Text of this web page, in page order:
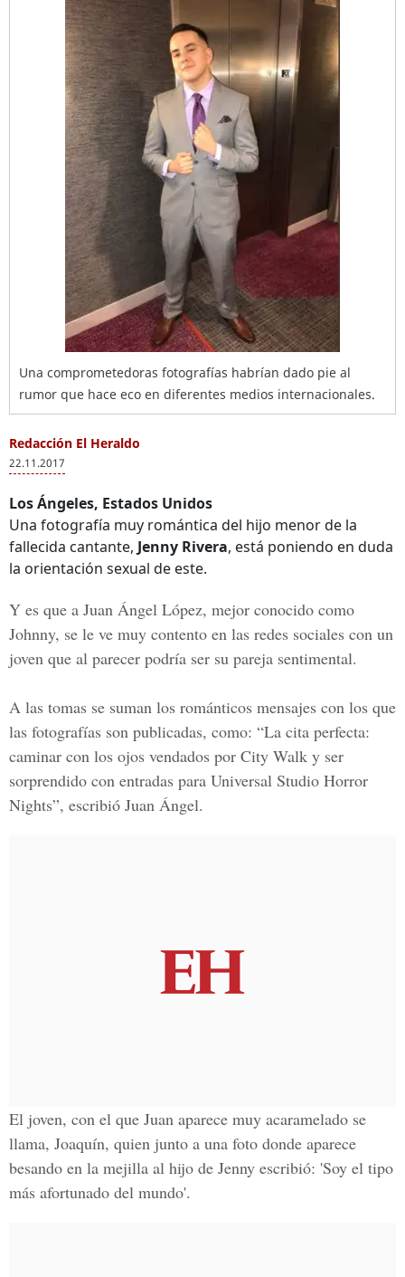
Una comprometedoras fotografías habrían dado pie al
rumor que hace eco en diferentes medios internacionales.
Redacción El Heraldo
22.11.2017
Los Ángeles, Estados Unidos
Una fotografía muy romántica del hijo menor de la
fallecida cantante, Jenny Rivera, está poniendo en duda
la orientación sexual de este.
Y es que a Juan Ángel López, mejor conocido como
Johnny, se le ve muy contento en las redes sociales con un
joven que al parecer podría ser su pareja sentimental.
A las tomas se suman los románticos mensajes con los que
las fotografías son publicadas, como: “La cita perfecta:
caminar con los ojos vendados por City Walk y ser
sorprendido con entradas para Universal Studio Horror
Nights”, escribió Juan Ángel.
El joven, con el que Juan aparece muy acaramelado se
llama, Joaquín, quien junto a una foto donde aparece
besando en la mejilla al hijo de Jenny escribió: 'Soy el tipo
más afortunado del mundo'.